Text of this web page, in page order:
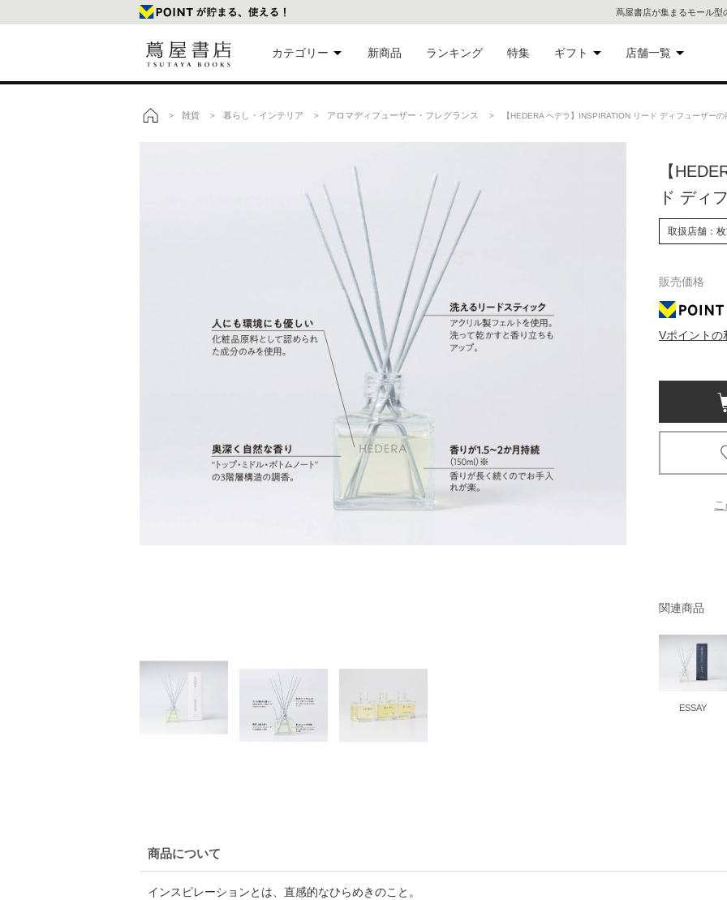
蔦屋書店が集まるモール型
カテゴリー
美術品
本
映像・音
文具
雑貨
家電
食品
新商品 ランキング 特集 ギフト
ギフトにおすすめ
店舗一覧
代官
屋書
書店
京都
書店
蔦屋
書店
広島
> 雑貨 > 暮らし・インテリア > アロマディフューザー・フレグランス > 【HEDERA ヘデラ】INSPIRATION リード ディフューザーの
【
ド ディ
取扱店舗：
販売価格
Vポイントの
関連商品
ESSAY
商品について
インスピレーションとは、直感的なひらめきのこと。